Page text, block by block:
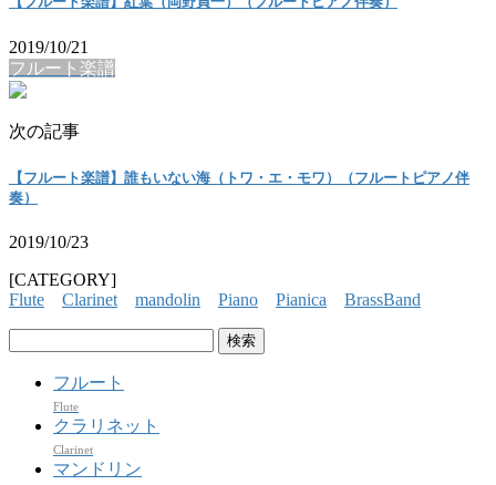
2019/10/21
フルート楽譜
次の記事
【フルート楽譜】誰もいない海（トワ・エ・モワ）（フルートピアノ伴
奏）
2019/10/23
[CATEGORY]
Flute
Clarinet mandolin Piano Pianica
BrassBand
フルート
Flute
クラリネット
Clarinet
マンドリン